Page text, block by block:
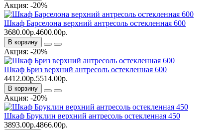
Акция: -20%
Шкаф Барселона верхний антресоль остекленная 600
3680.00р.4600.00р.
В корзину
Акция: -20%
Шкаф Бриз верхний антресоль остекленная 600
4412.00р.5514.00р.
В корзину
Акция: -20%
Шкаф Бруклин верхний антресоль остекленная 450
3893.00р.4866.00р.